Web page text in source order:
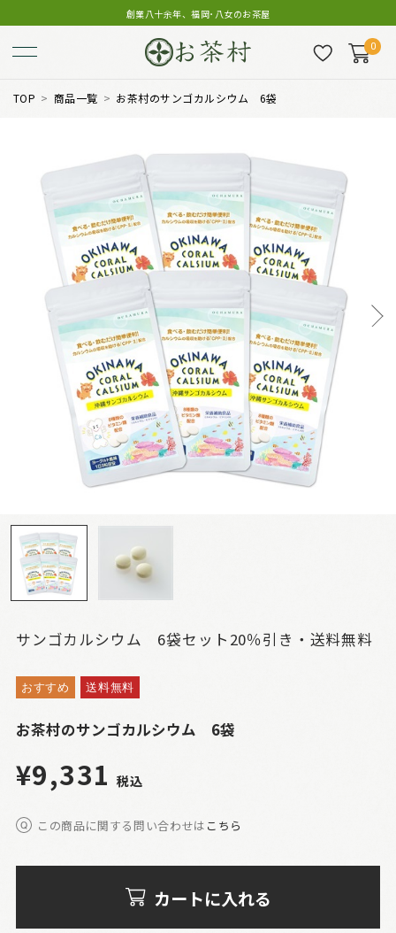
創業八十余年、福岡･八女のお茶屋
0
TOP 商品一覧 お茶村のサンゴカルシウム 6袋
サンゴカルシウム 6袋セット20％引き・送料無料
おすすめ 送料無料
お茶村のサンゴカルシウム 6袋
¥9,331 税込
この商品に関する問い合わせは こちら
カートに入れる